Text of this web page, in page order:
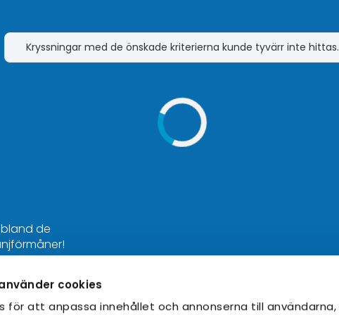
cookies
för att anpassa innehållet och annonserna till användarna,
Kryssningar med de önskade kriterierna kunde tyvärr inte hittas.
de
Bra att veta